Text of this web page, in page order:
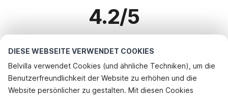
DIESE WEBSEITE VERWENDET COOKIES
Belvilla verwendet Cookies (und ähnliche Techniken), um die
Benutzerfreundlichkeit der Website zu erhöhen und die
Website persönlicher zu gestalten. Mit diesen Cookies
4.2/5
Beliebteste Reiseziele für UrlaubTelefonisch buchen